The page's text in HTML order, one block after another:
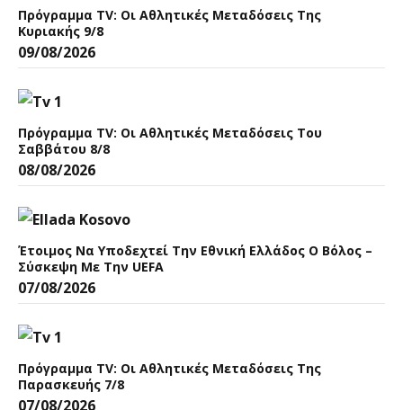
Πρόγραμμα TV: Οι Αθλητικές Μεταδόσεις Της
Κυριακής 9/8
09/08/2026
Πρόγραμμα TV: Οι Αθλητικές Μεταδόσεις Του
Σαββάτου 8/8
08/08/2026
Έτοιμος Να Υποδεχτεί Την Εθνική Ελλάδος Ο Βόλος –
Σύσκεψη Με Την UEFA
07/08/2026
Πρόγραμμα TV: Οι Αθλητικές Μεταδόσεις Της
Παρασκευής 7/8
07/08/2026